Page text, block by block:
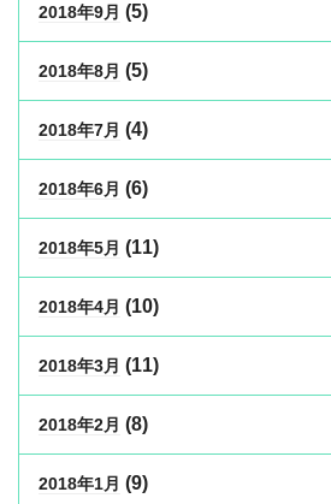
2018年9月 (5)
2018年8月 (5)
2018年7月 (4)
2018年6月 (6)
2018年5月 (11)
2018年4月 (10)
2018年3月 (11)
2018年2月 (8)
2018年1月 (9)